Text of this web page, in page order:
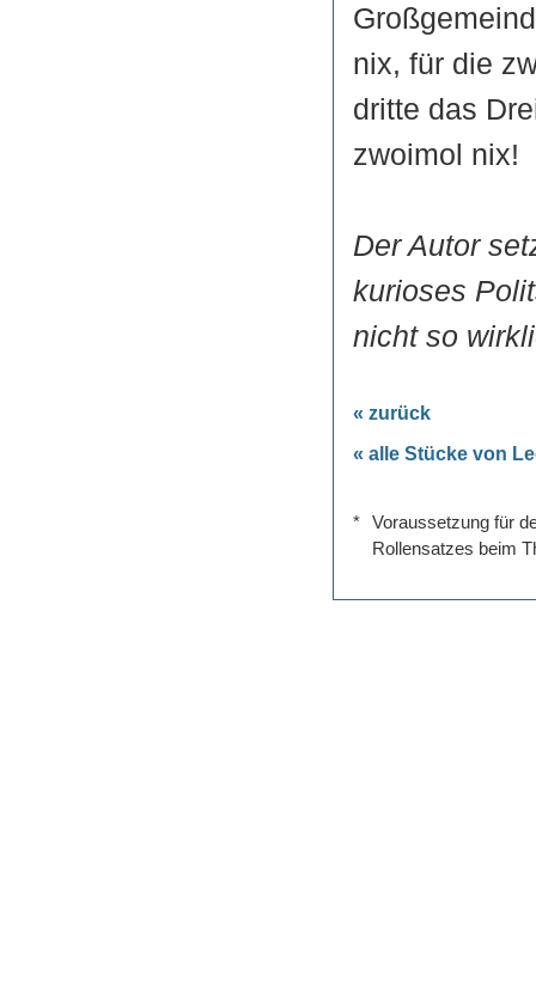
nix, für die
dritte das
zwoimol nix!
Der Autor
kurioses
nicht so
« zurück
« alle Stücke von
*
Voraussetzung für
Rollensatzes beim